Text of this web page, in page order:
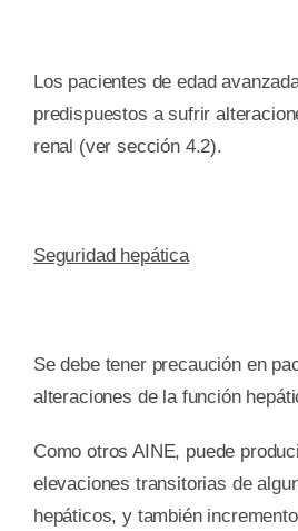
Los pacientes de edad
predispuestos a sufrir
renal (ver sección 4.2).
Seguridad hepática
Se debe tener precaución en
alteraciones de la función
Como otros AINE, puede
elevaciones transitorias de
hepáticos, y también